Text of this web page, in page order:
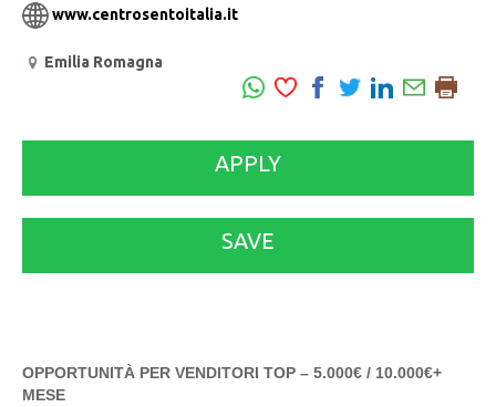
www.centrosentoitalia.it
Emilia Romagna
APPLY
SAVE
OPPORTUNITÀ PER VENDITORI TOP – 5.000€ / 10.000€+
MESE